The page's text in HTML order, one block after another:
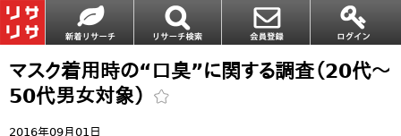
マスク着用時の“口臭”に関する調査（20代〜
50代男女対象）
2016年09月01日